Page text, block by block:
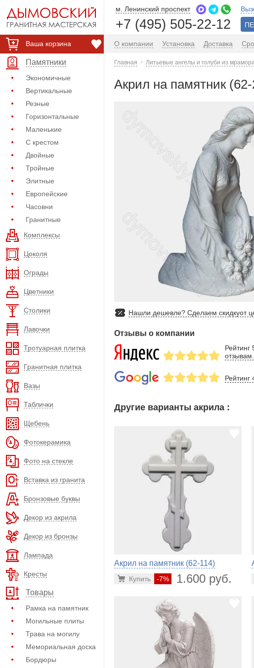
Ваша корзина
Памятники
Экономичные
Вертикальные
Резные
Горизонтальные
Маленькие
С крестом
Двойные
Тройные
Элитные
Европейские
Часовни
Гранитные
Комплексы
Цоколя
Ограды
Цветники
Столики
Лавочки
Тротуарная плитка
Гранитная плитка
Вазы
Таблички
Щебень
Фотокерамика
Фото на стекле
Вставка из гранита
Бронзовые буквы
Декор из акрила
Декор из бронзы
Лампада
Кресты
Товары
Рамка на памятник
Могильные плиты
Трава на могилу
Мемориальная доска
Бордюры
м. Ленинский проспект
+7 (495) 505-22-12
О компании Установка Доставка
Главная Литьевые ангелы и голуби из
Акрил на памятник
Нашли дешевле? Сделаем скидкуот
Отзывы о компании
Рейтинг
отзывам.
Рейтинг
Другие варианты акрила :
Акрил на памятник (62-114)
-7% 1.600 руб.
Купить